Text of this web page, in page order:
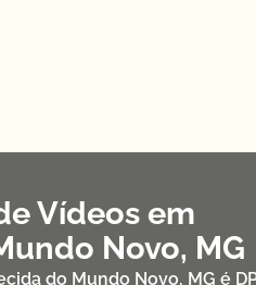
Vídeos em
Novo, MG
do Mundo Novo, MG é